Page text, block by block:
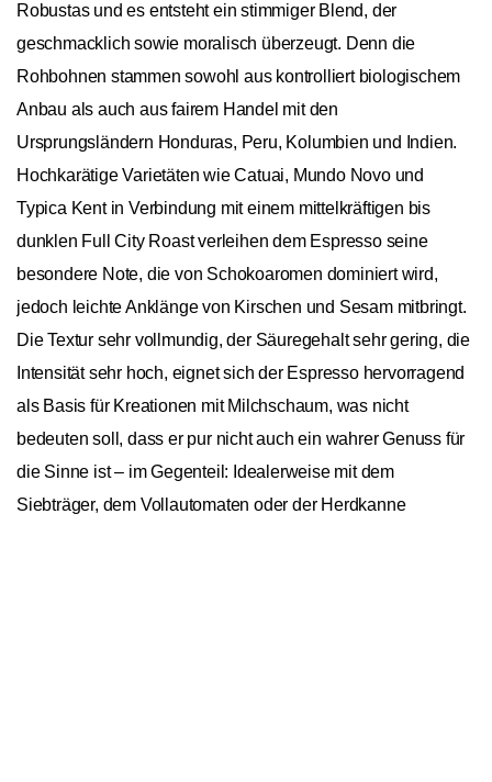
Robustas und es entsteht ein stimmiger Blend, der
geschmacklich sowie moralisch überzeugt. Denn die
Rohbohnen stammen sowohl aus kontrolliert biologischem
Anbau als auch aus fairem Handel mit den
Ursprungsländern Honduras, Peru, Kolumbien und Indien.
Hochkarätige Varietäten wie Catuai, Mundo Novo und
Typica Kent in Verbindung mit einem mittelkräftigen bis
dunklen Full City Roast verleihen dem Espresso seine
besondere Note, die von Schokoaromen dominiert wird,
jedoch leichte Anklänge von Kirschen und Sesam mitbringt.
Die Textur sehr vollmundig, der Säuregehalt sehr gering, die
Intensität sehr hoch, eignet sich der Espresso hervorragend
als Basis für Kreationen mit Milchschaum, was nicht
bedeuten soll, dass er pur nicht auch ein wahrer Genuss für
die Sinne ist – im Gegenteil: Idealerweise mit dem
Siebträger, dem Vollautomaten oder der Herdkanne